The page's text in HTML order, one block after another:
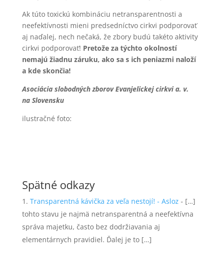
Ak túto toxickú kombináciu netransparentnosti a
neefektívnosti mieni predsedníctvo cirkvi podporovať
aj naďalej, nech nečaká, že zbory budú takéto aktivity
cirkvi podporovať! Pretože za týchto okolností
nemajú žiadnu záruku, ako sa s ich peniazmi naloží
a kde skončia!
Asociácia slobodných zborov Evanjelickej cirkvi a. v.
na Slovensku
ilustračné foto:
Spätné odkazy
Transparentná kávička za veľa nestojí! - Asloz - […]
tohto stavu je najmä netransparentná a neefektívna
správa majetku, často bez dodržiavania aj
elementárnych pravidiel. Ďalej je to […]